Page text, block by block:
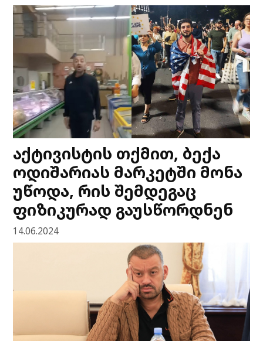
აქტივისტის თქმით, ბექა
ოდიშარიას მარკეტში მონა
უწოდა, რის შემდეგაც
ფიზიკურად გაუსწორდნენ
14.06.2024